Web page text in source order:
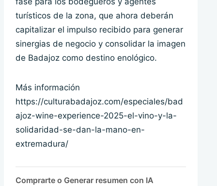
turísticos de la zona, que ahora deberán
capitalizar el impulso recibido para generar
sinergias de negocio y consolidar la imagen
de Badajoz como destino enológico.
Más información
https://culturabadajoz.com/especiales/bad
ajoz-wine-experience-2025-el-vino-y-la-
solidaridad-se-dan-la-mano-en-
extremadura/
Comprarte o Generar resumen con IA